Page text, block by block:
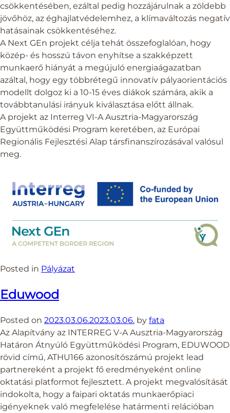
csökkentésében, ezáltal pedig hozzájárulnak a zöldebb
jövőhöz, az éghajlatvédelemhez, a klímaváltozás negatív
hatásainak csökkentéséhez.
A Next GEn projekt célja tehát összefoglalóan, hogy
közép- és hosszú távon enyhítse a szakképzett
munkaerő hiányát a megújuló energiaágazatban
azáltal, hogy egy többrétegű innovatív pályaorientációs
modellt dolgoz ki a 10-15 éves diákok számára, akik a
továbbtanulási irányuk kiválasztása előtt állnak.
A projekt az Interreg VI-A Ausztria-Magyarország
Együttműködési Program keretében, az Európai
Regionális Fejlesztési Alap társfinanszírozásával valósul
meg.
Posted in Pályázat
Eduwood
Posted on 2023.03.06.2023.03.06. by fata
Az Alapítvány az INTERREG V-A Ausztria-Magyarország
Határon Átnyúló Együttműködési Program, EDUWOOD
rövid című, ATHU166 azonosítószámú projekt lead
partnereként a projekt fő eredményeként online
oktatási platformot fejlesztett. A projekt megvalósítását
indokolta, hogy a faipari oktatás munkaerőpiaci
igényeknek való megfelelése határmenti relációban